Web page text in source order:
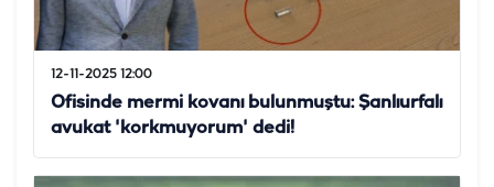
12-11-2025 12:00
Ofisinde mermi kovanı bulunmuştu: Şanlıurfalı
avukat 'korkmuyorum' dedi!